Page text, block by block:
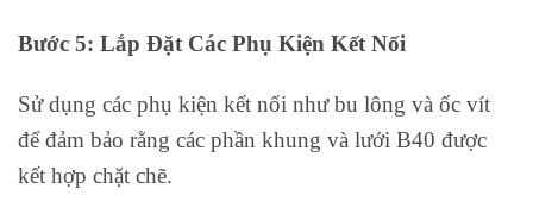
Bước 5: Lắp Đặt Các Phụ Kiện Kết Nối
Sử dụng các phụ kiện kết nối như bu lông và ốc vít
để đảm bảo rằng các phần khung và lưới B40 được
kết hợp chặt chẽ.